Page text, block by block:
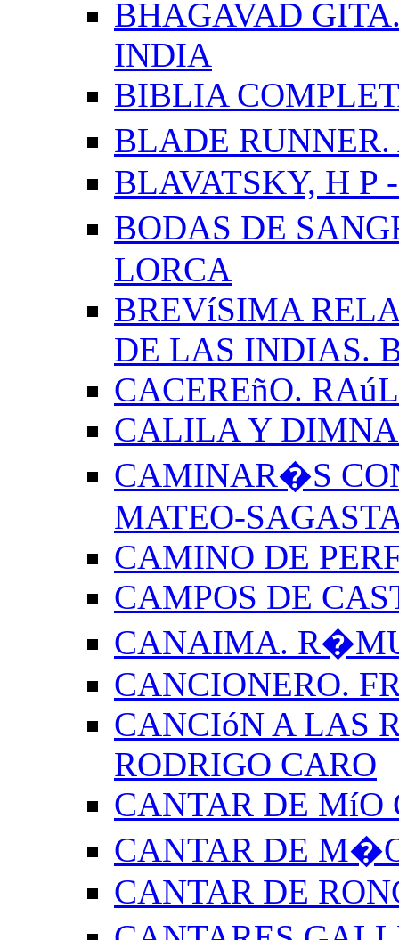
BHAGAVAD
INDIA
BIBLIA
BLADE
BLAVATSKY, H P
BODAS DE
LORCA
BREVíSIMA
DE LAS INDIAS.
CACEREñO.
CALILA Y
CAMINAR�S
MATEO-
CAMINO DE
CAMPOS DE
CANAIMA.
CANCIONERO.
CANCIóN A LAS
RODRIGO CARO
CANTAR DE MíO
CANTAR DE
CANTAR DE